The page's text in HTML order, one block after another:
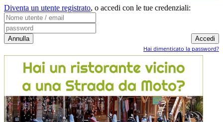
Diventa un utente registrato, o accedi con le tue credenziali:
Hai dimenticato la password?